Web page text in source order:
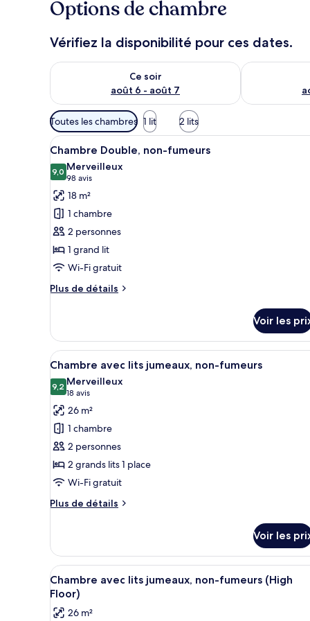
Options de chambre
Vérifiez la disponibilité pour ces dates.
Ce soir
août 6 - août 7
Vérifier la disponibilité pour ce soir août 6 - août 7
Vérifier la
Filtres
disponibles
pour
les
chambres
Toutes les chambres 1 lit 2 lits
Afficher
toutes
les
photos
pour
ce
type
de
chambre :
Chambre
fumeurs
Une chambre d’hôtel
14
Chambre Double, non-fumeurs
9,09,0 sur 10
Merveilleux
98 avis
(98 avis)
18 m²
1 chambre
2 personnes
1 grand lit
Wi-Fi gratuit
Plus de détails
Plus
le
type
de
chambre
Chambre
Double,
non-
fumeurs
Voir les
Afficher
toutes
les
photos
pour
ce
type
de
chambre :
Chambre
jumeaux,
non-
fumeurs
Une chambre d’hôtel
10
Chambre avec lits jumeaux, non-fumeurs
9,29,2 sur 10
Merveilleux
18 avis
(18 avis)
26 m²
1 chambre
2 personnes
2 grands lits 1 place
Wi-Fi gratuit
Plus de détails
Plus
le
type
de
chambre
Chambre
avec
Voir les
Afficher
toutes
les
Une chambre d’hôtel
11
Chambre avec lits jumeaux, non-fumeurs (High
Floor)
26 m²